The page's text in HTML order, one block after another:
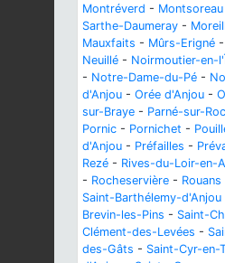
Montréverd - Montsoreau
Sarthe-Daumeray -
Mauxfaits - Mûrs-Erigné -
Neuillé - Noirmoutier-en-
- Notre-Dame-du-Pé -
d'Anjou - Orée d'Anjou -
sur-Braye - Parné-sur-Roc
Pornic - Pornichet -
d'Anjou - Préfailles -
Rezé - Rives-du-Loir-en-
- Rocheservière - Rouans
Saint-Barthélemy-d'Anjou
Brevin-les-Pins - Saint-
Clément-des-Levées -
des-Gâts - Saint-Cyr-en-